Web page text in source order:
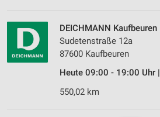
DEICHMANN Kaufbeuren
Sudetenstraße 12a
87600 Kaufbeuren
Heute 09:00 - 19:00 Uhr |
550,02 km